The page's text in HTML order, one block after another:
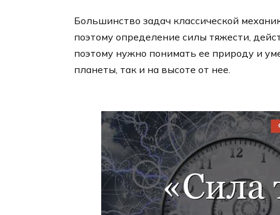
Большинство задач классической
поэтому определение силы тяжести,
поэтому нужно понимать ее природу и
планеты, так и на высоте от нее.